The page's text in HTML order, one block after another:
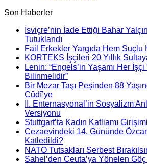
Son Haberler
İsviçre’nin İade Ettiği Bahar
Tutuklandı
Fail Erkekler Yargıda Hem Suçlu
KORTEKS İşçileri 20 Yıllık
Lenin: “Engels’in Yaşamı Her İşçi
Bilinmelidir”
Bir Mezar Taşı Peşinden 88
Cûdî’ye
II. Enternasyonal’in Sosyalizm
Versiyonu
Stuttgart’ta Kadın Katliamı
Cezaevindeki 14. Gününde
Katledildi?
NATO Tutsakları Serbest
Sahel’den Ceuta’ya Yönelen Göç